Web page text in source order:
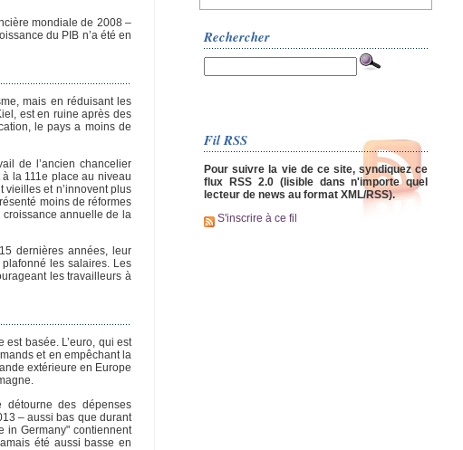
mondiale de 2008 –
du PIB n’a été en
mais en réduisant les
est en ruine après des
le pays a moins de
de l’ancien chancelier
la 111e place au niveau
et n’innovent plus
moins de réformes
annuelle de la
dernières années, leur
les salaires. Les
les travailleurs à
basée. L’euro, qui est
et en empêchant la
extérieure en Europe
détourne des dépenses
– aussi bas que durant
in Germany" contiennent
été aussi basse en
Rechercher
Fil RSS
Pour suivre la vie de ce site, syndiquez ce
flux RSS 2.0 (lisible dans n'importe quel
lecteur de news au format XML/RSS).
S'inscrire à ce fil